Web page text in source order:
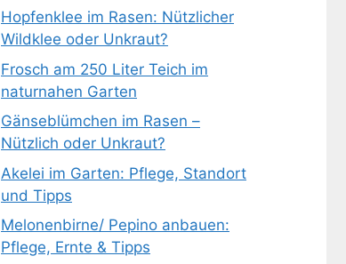
Hopfenklee im Rasen: Nützlicher
Wildklee oder Unkraut?
Frosch am 250 Liter Teich im
naturnahen Garten
Gänseblümchen im Rasen –
Nützlich oder Unkraut?
Akelei im Garten: Pflege, Standort
und Tipps
Melonenbirne/ Pepino anbauen:
Pflege, Ernte & Tipps